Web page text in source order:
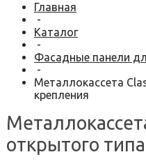
Главная
-
Каталог
-
Фасадные панели
-
Металлокассета
крепления
открытого